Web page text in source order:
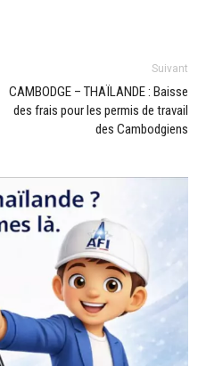
Suivant
CAMBODGE – THAÏLANDE : Baisse
des frais pour les permis de travail
des Cambodgiens